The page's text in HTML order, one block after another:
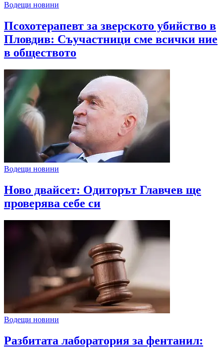
Водещи новини
Псохотерапевт за зверското убийство в
Пловдив: Съучастници сме всички ние
в обществото
Водещи новини
Ново двайсет: Одиторът Главчев ще
проверява себе си
Водещи новини
Разбитата лаборатория за фентанил: